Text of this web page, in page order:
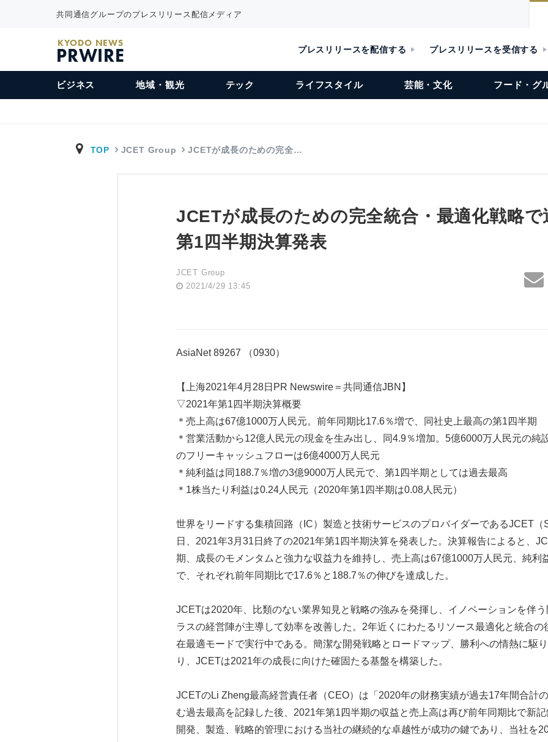
共同通信グループのプレスリリース配信メディア
KYODO NEWS
PRWIRE プレスリリースを配信する プレスリリースを受信する
ビジネス 地域・観光 テック ライフスタイル 芸能・文化 フード・グ
TOP JCET Group JCETが成長のための完全…
JCETが成長のための完全統合・最適化戦略で
第1四半期決算発表
JCET Group
2021/4/29 13:45
AsiaNet 89267 （0930）
【上海2021年4月28日PR Newswire＝共同通信JBN】
▽2021年第1四半期決算概要
＊売上高は67億1000万人民元。前年同期比17.6％増で、同社史上最高の第1四半期
＊営業活動から12億人民元の現金を生み出し、同4.9％増加。5億6000万人民元の純
のフリーキャッシュフローは6億4000万人民元
＊純利益は同188.7％増の3億9000万人民元で、第1四半期としては過去最高
＊1株当たり利益は0.24人民元（2020年第1四半期は0.08人民元）
世界をリードする集積回路（IC）製造と技術サービスのプロバイダーであるJCET（
日、2021年3月31日終了の2021年第1四半期決算を発表した。決算報告によると、
期、成長のモメンタムと強力な収益力を維持し、売上高は67億1000万人民元、純利
で、それぞれ前年同期比で17.6％と188.7％の伸びを達成した。
JCETは2020年、比類のない業界知見と戦略の強みを発揮し、イノベーションを伴
ラスの経営陣が主導して効率を改善した。2年近くにわたるリソース最適化と統合
在最適モードで実行中である。簡潔な開発戦略とロードマップ、勝利への情熱に駆
り、JCETは2021年の成長に向けた確固たる基盤を構築した。
JCETのLi Zheng最高経営責任者（CEO）は「2020年の財務実績が過去17年間合計
む過去最高を記録した後、2021年第1四半期の収益と売上高は再び前年同期比で新
開発、製造、戦略的管理における当社の継続的な卓越性が成功の鍵であり、当社を